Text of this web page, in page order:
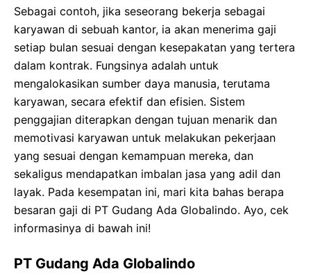
Sebagai contoh, jika seseorang bekerja sebagai
karyawan di sebuah kantor, ia akan menerima gaji
setiap bulan sesuai dengan kesepakatan yang tertera
dalam kontrak. Fungsinya adalah untuk
mengalokasikan sumber daya manusia, terutama
karyawan, secara efektif dan efisien. Sistem
penggajian diterapkan dengan tujuan menarik dan
memotivasi karyawan untuk melakukan pekerjaan
yang sesuai dengan kemampuan mereka, dan
sekaligus mendapatkan imbalan jasa yang adil dan
layak. Pada kesempatan ini, mari kita bahas berapa
besaran gaji di PT Gudang Ada Globalindo. Ayo, cek
informasinya di bawah ini!
PT Gudang Ada Globalindo